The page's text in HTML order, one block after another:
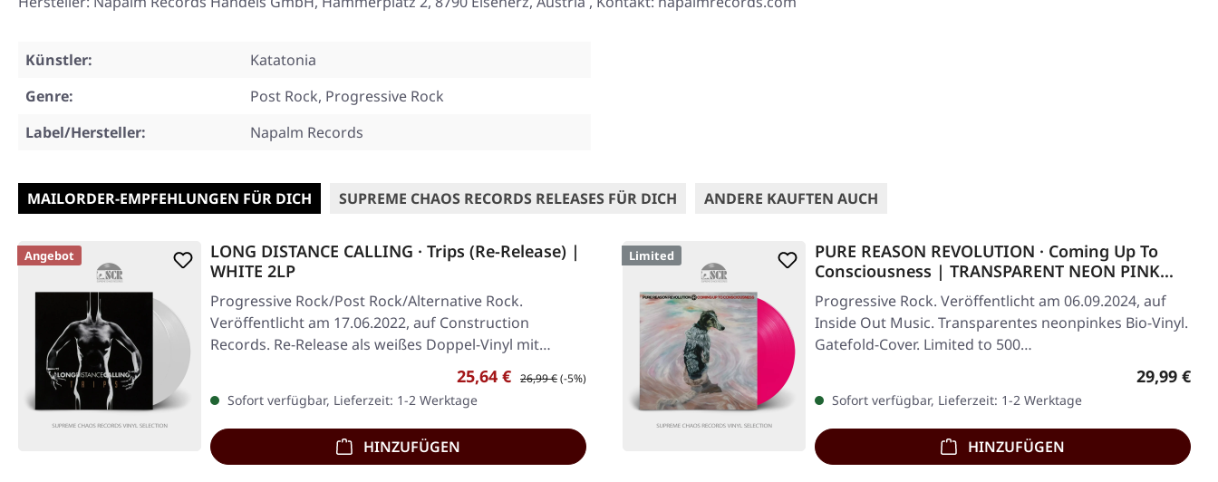
Künstler:
Katatonia
Genre:
Post Rock, Progressive Rock
Label/Hersteller:
Napalm Records
MAILORDER-EMPFEHLUNGEN FÜR DICH SUPREME CHAOS RECORDS RELEASES FÜR DICH ANDERE KAUFTEN AUCH
Angebot
LONG DISTANCE CALLING · Trips (Re-Release) |
WHITE 2LP
Progressive Rock/Post Rock/Alternative Rock.
Veröffentlicht am 17.06.2022, auf Construction
Records. Re-Release als weißes Doppel-Vinyl mit
Verkaufspreis:
25,64 € Regulärer Preis:
26,99 €(-5%)
Sofort verfügbar, Lieferzeit: 1-2 Werktage
HINZUFÜGEN
Limited
PURE REASON REVOLUTION · Coming Up To
Consciousness | TRANSPARENT NEON PINK
BIO LP
Progressive Rock. Veröffentlicht am 06.09.2024, auf
Inside Out Music. Transparentes neonpinkes Bio-Vinyl.
Gatefold-Cover. Limited to 500…
Regulärer
29,99 €
Sofort verfügbar, Lieferzeit: 1-2 Werktage
HINZUFÜGEN